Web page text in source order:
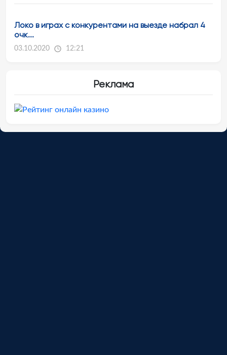
Локо в играх с конкурентами на выезде набрал 4
очк...
03.10.2020 12:21
Реклама